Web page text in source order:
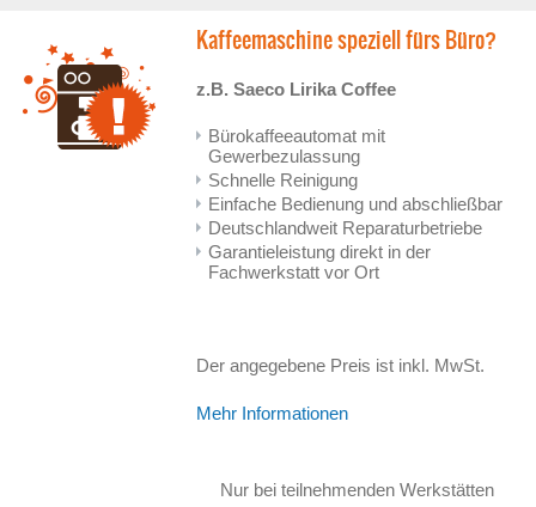
Kaffeemaschine speziell fürs Büro?
z.B. Saeco Lirika Coffee
Bürokaffeeautomat mit
Gewerbezulassung
Schnelle Reinigung
Einfache Bedienung und abschließbar
Deutschlandweit Reparaturbetriebe
Garantieleistung direkt in der
Fachwerkstatt vor Ort
Der angegebene Preis ist inkl. MwSt.
Mehr Informationen
Nur bei teilnehmenden Werkstätten